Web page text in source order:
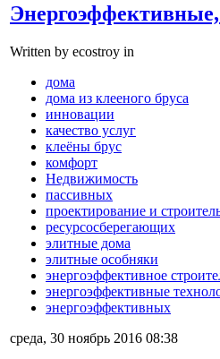
Written by ecostroy in
дома
дома из клееного бруса
инновации
качество услуг
клеёны брус
комфорт
Недвижимость
пассивных
проектирование и
ресурсосберегающих
элитные дома
элитные особняки
энергоэффективное
энергоэффективные
энергоэффективных
среда, 30 ноябрь 2016 08:38